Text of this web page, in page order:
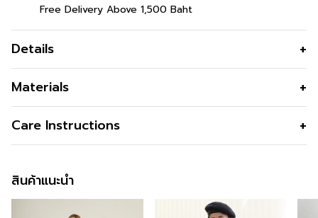
Free Delivery Above 1,500 Baht
Details
Dress ดีไซน์หรูที่ปลายแขนยาวแต่งระบาย ภูมิฐาน สวยสง่าใน
Materials
เนื้อผ้า
คุณสมบัติผ้า
ไม่ยับ รีดง่าย สีดำสนิท เปรอะน้ำยาก
รูปทรง
เข้ารูป
Care Instructions
สินค้าแนะนำ